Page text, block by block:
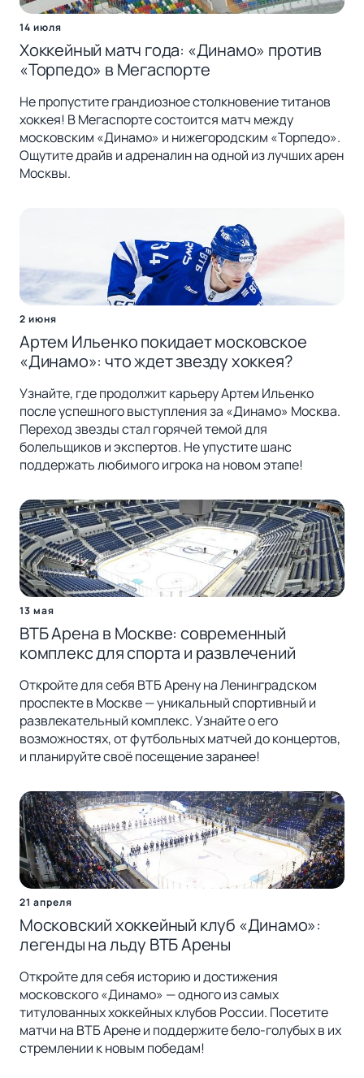
14 июля
Хоккейный матч года: «Динамо» против
«Торпедо» в Мегаспорте
Не пропустите грандиозное столкновение титанов
хоккея! В Мегаспорте состоится матч между
московским «Динамо» и нижегородским «Торпедо».
Ощутите драйв и адреналин на одной из лучших арен
Москвы.
2 июня
Артем Ильенко покидает московское
«Динамо»: что ждет звезду хоккея?
Узнайте, где продолжит карьеру Артем Ильенко
после успешного выступления за «Динамо» Москва.
Переход звезды стал горячей темой для
болельщиков и экспертов. Не упустите шанс
поддержать любимого игрока на новом этапе!
13 мая
ВТБ Арена в Москве: современный
комплекс для спорта и развлечений
Откройте для себя ВТБ Арену на Ленинградском
проспекте в Москве — уникальный спортивный и
развлекательный комплекс. Узнайте о его
возможностях, от футбольных матчей до концертов,
и планируйте своё посещение заранее!
21 апреля
Московский хоккейный клуб «Динамо»:
легенды на льду ВТБ Арены
Откройте для себя историю и достижения
московского «Динамо» — одного из самых
титулованных хоккейных клубов России. Посетите
матчи на ВТБ Арене и поддержите бело-голубых в их
стремлении к новым победам!